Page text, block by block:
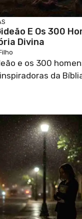
E Os 300
Divina
e os 300
da